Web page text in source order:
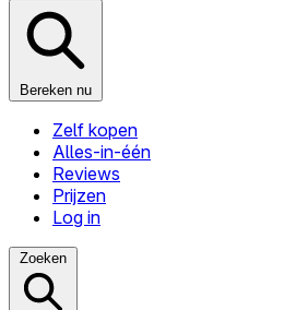
Bereken nu
Zelf kopen
Alles-in-één
Reviews
Prijzen
Log in
Zoeken